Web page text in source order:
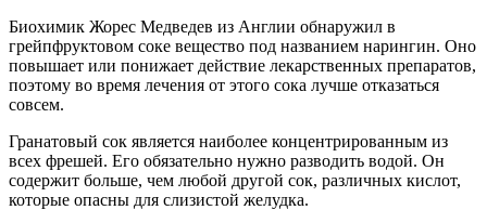
Биохимик Жорес Медведев из Англии обнаружил в
грейпфруктовом соке вещество под названием нарингин. Оно
повышает или понижает действие лекарственных препаратов,
поэтому во время лечения от этого сока лучше отказаться
совсем.
Гранатовый сок является наиболее концентрированным из
всех фрешей. Его обязательно нужно разводить водой. Он
содержит больше, чем любой другой сок, различных кислот,
которые опасны для слизистой желудка.